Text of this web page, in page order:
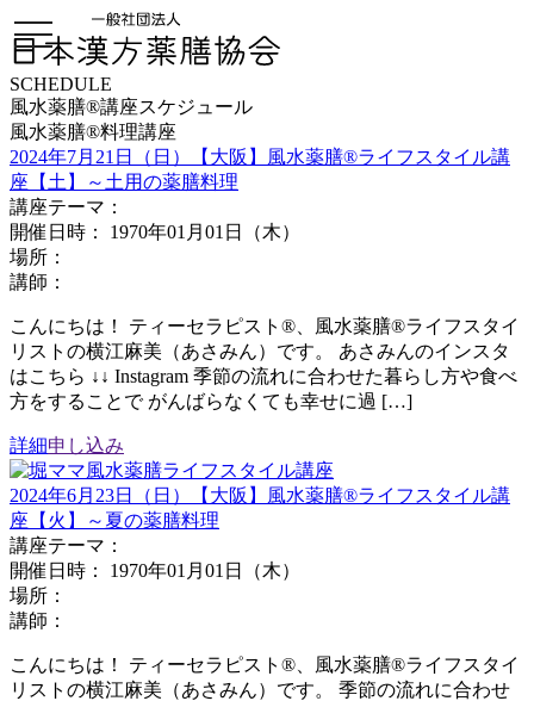
toggle
navigation
SCHEDULE
風水薬膳®講座スケジュール
風水薬膳®料理講座
2024年7月21日（日）【大阪】風水薬膳®ライフスタイル講
座【土】～土用の薬膳料理
講座テーマ：
開催日時： 1970年01月01日（木）
場所：
講師：
こんにちは！ ティーセラピスト®、風水薬膳®ライフスタイ
リストの横江麻美（あさみん）です。 あさみんのインスタ
はこちら ↓↓ Instagram 季節の流れに合わせた暮らし方や食べ
方をすることで がんばらなくても幸せに過 […]
詳細申し込み
2024年6月23日（日）【大阪】風水薬膳®ライフスタイル講
座【火】～夏の薬膳料理
講座テーマ：
開催日時： 1970年01月01日（木）
場所：
講師：
こんにちは！ ティーセラピスト®、風水薬膳®ライフスタイ
リストの横江麻美（あさみん）です。 季節の流れに合わせ